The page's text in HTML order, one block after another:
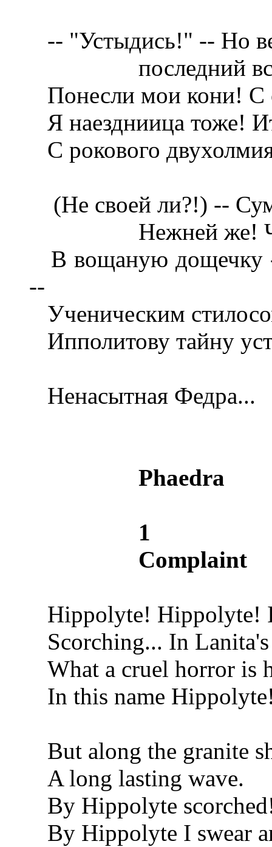
-- "Устыдись!" -- Но
последний
Понесли мои кони! С
Я наездниица тоже!
С рокового
(Не своей ли?!) --
Нежней же!
В вощаную дощечку
--
Ученическим
Ипполитову тайну
Ненасытная Федра...
Phaedra
1
Complaint
Hippolyte! Hippolyte!
Scorching... In Lanita's
What a cruel horror is
In this name
But along the granite
A long lasting wave.
By Hippolyte
By Hippolyte I swear